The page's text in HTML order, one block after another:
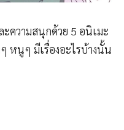
ความสนุกด้วย 5 อนิเมะ
หนูๆ มีเรื่องอะไรบ้างนั้น